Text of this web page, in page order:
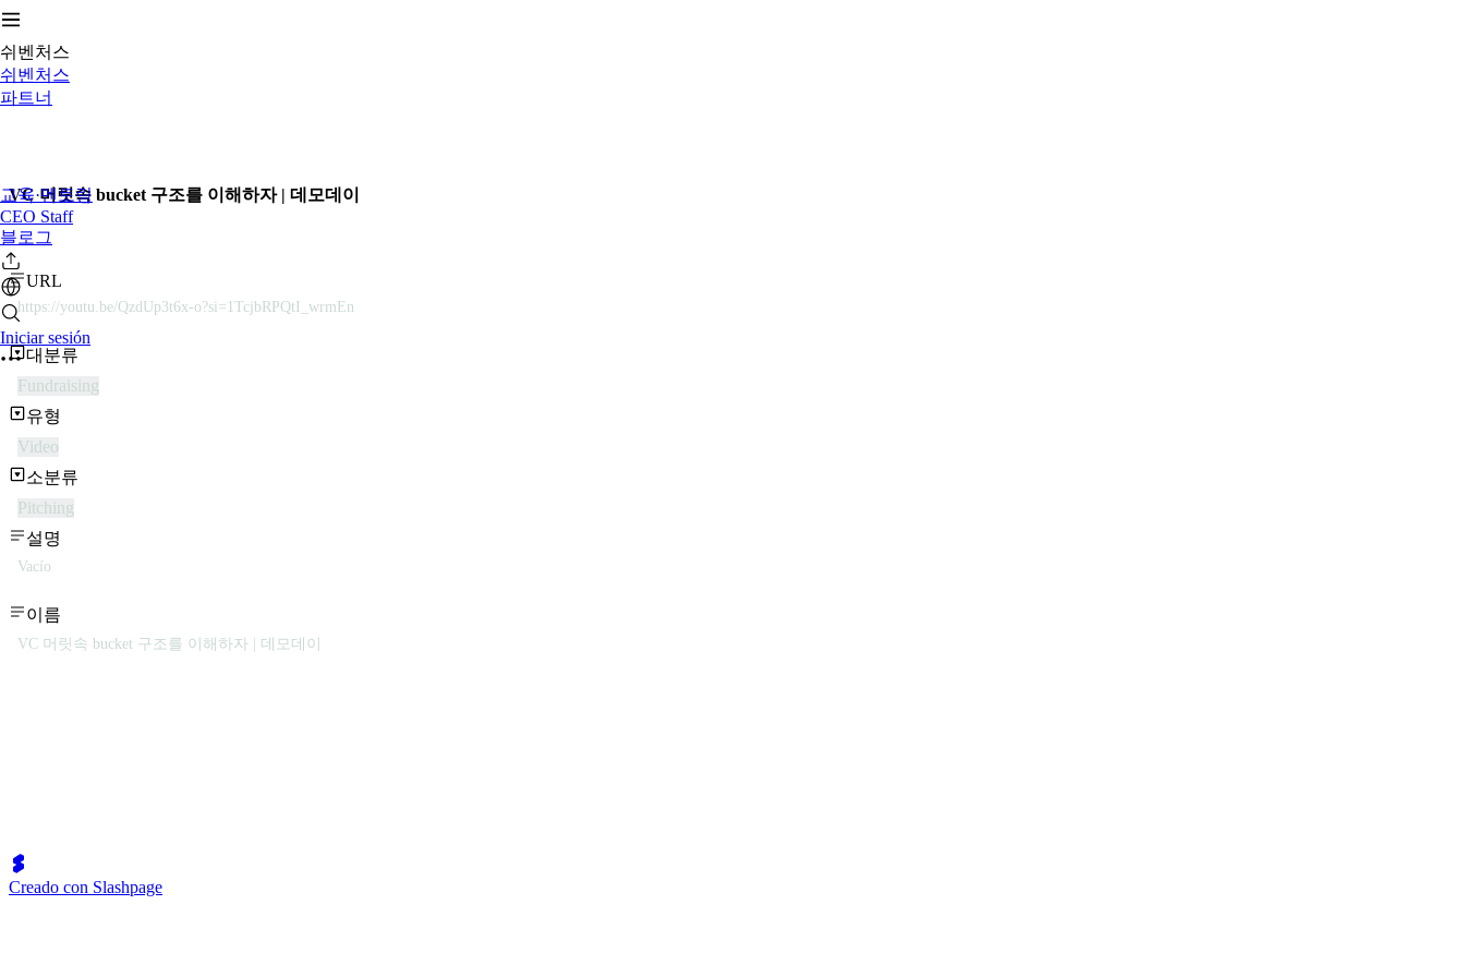
쉬벤처스
쉬벤처스
파트너
교육·멘토링
CEO Staff
블로그
Iniciar sesión
VC 머릿속 bucket 구조를 이해하자 | 데모데이
URL
https://youtu.be/QzdUp3t6x-o?si=1TcjbRPQtI_wrmEn
대분류
Fundraising
유형
Video
소분류
Pitching
설명
Vacío
이름
VC 머릿속 bucket 구조를 이해하자 | 데모데이
Creado con Slashpage